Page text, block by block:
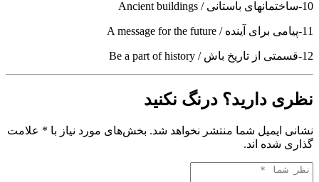
10-ساختمانهای باستانی / Ancient buildings
11-پیامی برای آینده / A message for the future
12-قسمتی از تاریخ باش / Be a part of history
نظری دارید؟ درنگ نکنید
نشانی ایمیل شما منتشر نخواهد شد. بخش‌های مورد نیاز با * علامت
گذاری شده اند.